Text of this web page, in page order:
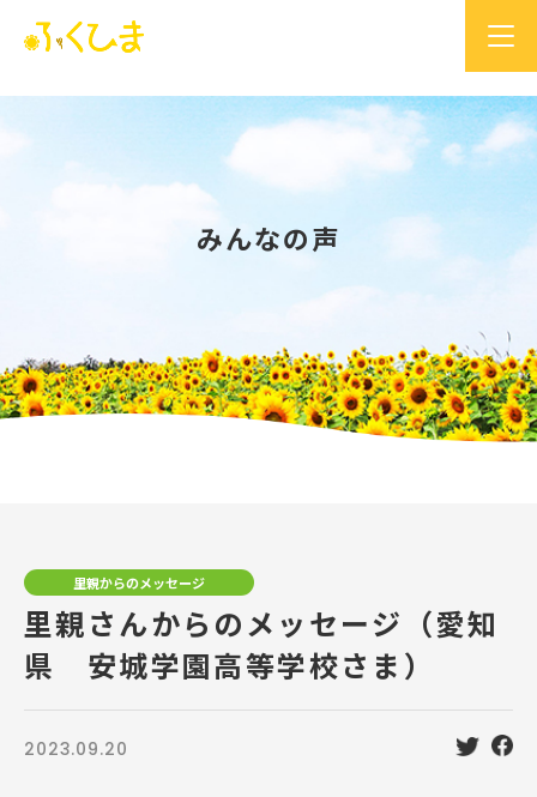
みんなの声
里親からのメッセージ
里親さんからのメッセージ（愛知
県 安城学園高等学校さま）
2023.09.20